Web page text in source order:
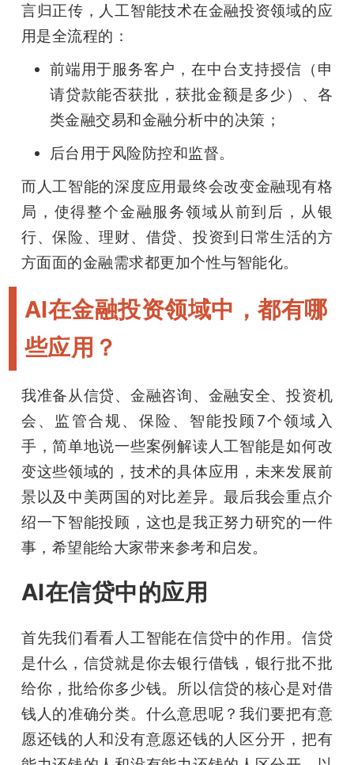
言归正传，人工智能技术在金融投资领域的应
用是全流程的：
前端用于服务客户，在中台支持授信（申
请贷款能否获批，获批金额是多少）、各
类金融交易和金融分析中的决策；
后台用于风险防控和监督。
而人工智能的深度应用最终会改变金融现有格
局，使得整个金融服务领域从前到后，从银
行、保险、理财、借贷、投资到日常生活的方
方面面的金融需求都更加个性与智能化。
AI在金融投资领域中，都有哪
些应用？
我准备从信贷、金融咨询、金融安全、投资机
会、监管合规、保险、智能投顾7个领域入
手，简单地说一些案例解读人工智能是如何改
变这些领域的，技术的具体应用，未来发展前
景以及中美两国的对比差异。最后我会重点介
绍一下智能投顾，这也是我正努力研究的一件
事，希望能给大家带来参考和启发。
AI在信贷中的应用
首先我们看看人工智能在信贷中的作用。信贷
是什么，信贷就是你去银行借钱，银行批不批
给你，批给你多少钱。所以信贷的核心是对借
钱人的准确分类。什么意思呢？我们要把有意
愿还钱的人和没有意愿还钱的人区分开，把有